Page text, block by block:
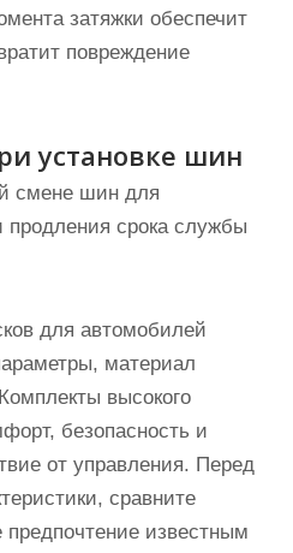
затяжки обеспечит
повреждение
установке шин
смене шин для
продления срока службы
для автомобилей
материал
высокого
безопасность и
от управления. Перед
сравните
известным